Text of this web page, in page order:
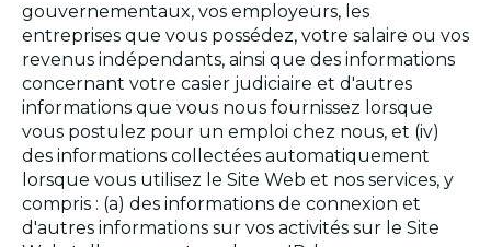
gouvernementaux, vos employeurs, les
entreprises que vous possédez, votre salaire ou vos
revenus indépendants, ainsi que des informations
concernant votre casier judiciaire et d'autres
informations que vous nous fournissez lorsque
vous postulez pour un emploi chez nous, et (iv)
des informations collectées automatiquement
lorsque vous utilisez le Site Web et nos services, y
compris : (a) des informations de connexion et
d'autres informations sur vos activités sur le Site